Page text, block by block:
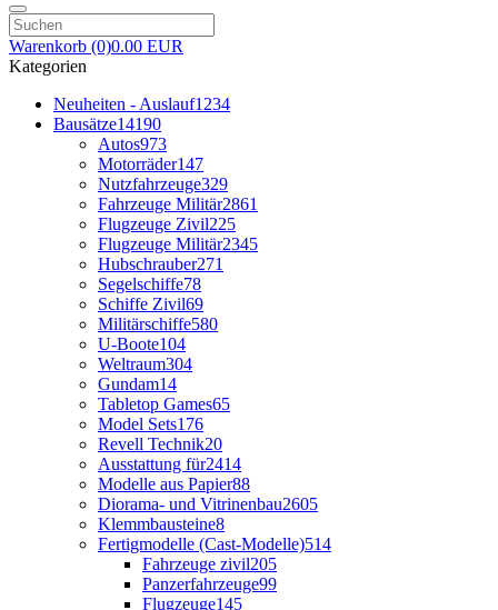
Warenkorb (0)0.00 EUR
Kategorien
Neuheiten - Auslauf1234
Bausätze14190
Autos973
Motorräder147
Nutzfahrzeuge329
Fahrzeuge Militär2861
Flugzeuge Zivil225
Flugzeuge Militär2345
Hubschrauber271
Segelschiffe78
Schiffe Zivil69
Militärschiffe580
U-Boote104
Weltraum304
Gundam14
Tabletop Games65
Model Sets176
Revell Technik20
Ausstattung für2414
Modelle aus Papier88
Diorama- und Vitrinenbau2605
Klemmbausteine8
Fertigmodelle (Cast-Modelle)514
Fahrzeuge zivil205
Panzerfahrzeuge99
Flugzeuge145